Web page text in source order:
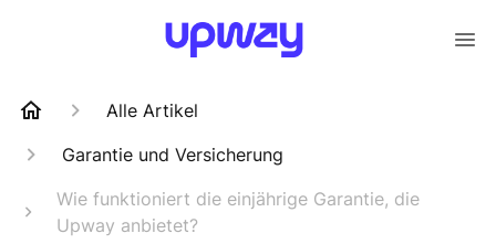
Alle Artikel
Garantie und Versicherung
Wie funktioniert die einjährige Garantie, die
Upway anbietet?